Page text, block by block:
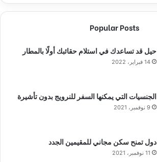
Popular Posts
حيل قد تساعدك في استلام حقائبك أولًا بالمطار
14 فبراير، 2022
الجنسيات التي يمكنها السفر للنرويج بدون تأشيرة
9 نوفمبر، 2021
دول تمنح سكن مجاني للمقيمين الجدد
11 نوفمبر، 2021